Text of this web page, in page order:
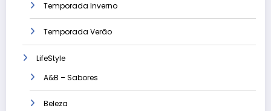
Temporada Inverno
Temporada Verão
LifeStyle
A&B – Sabores
Beleza